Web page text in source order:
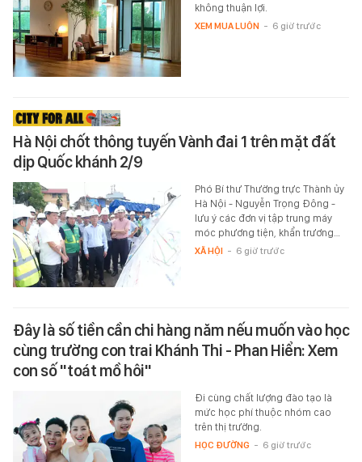
không thuận lợi.
XEM MUA LUÔN - 6 giờ trước
Hà Nội chốt thông tuyến Vành đai 1 trên mặt đất
dịp Quốc khánh 2/9
Phó Bí thư Thường trực Thành ủy
Hà Nội - Nguyễn Trọng Đông -
lưu ý các đơn vị tập trung máy
móc phương tiện, khẩn trương…
XÃ HỘI - 6 giờ trước
Đây là số tiền cần chi hàng năm nếu muốn vào học
cùng trường con trai Khánh Thi - Phan Hiển: Xem
con số "toát mồ hôi"
Đi cùng chất lượng đào tạo là
mức học phí thuộc nhóm cao
trên thị trường.
HỌC ĐƯỜNG - 6 giờ trước